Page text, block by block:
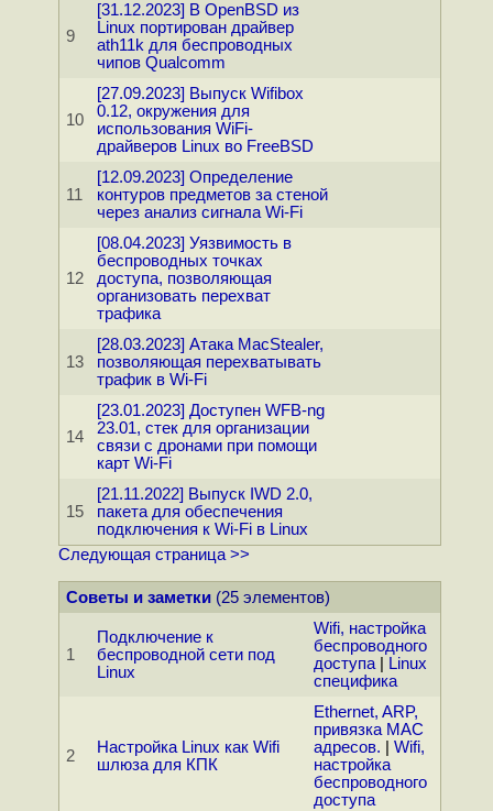
9
[31.12.2023] В OpenBSD из
Linux портирован драйвер
ath11k для беспроводных
чипов Qualcomm
10
[27.09.2023] Выпуск Wifibox
0.12, окружения для
использования WiFi-
драйверов Linux во FreeBSD
11
[12.09.2023] Определение
контуров предметов за стеной
через анализ сигнала Wi-Fi
12
[08.04.2023] Уязвимость в
беспроводных точках
доступа, позволяющая
организовать перехват
трафика
13
[28.03.2023] Атака MacStealer,
позволяющая перехватывать
трафик в Wi-Fi
14
[23.01.2023] Доступен WFB-ng
23.01, стек для организации
связи с дронами при помощи
карт Wi-Fi
15
[21.11.2022] Выпуск IWD 2.0,
пакета для обеспечения
подключения к Wi-Fi в Linux
Следующая страница >>
Советы и заметки(25 элементов)
1
Подключение к
беспроводной сети под
Linux
Wifi, настройка
беспроводного
доступа|
Linux
специфика
2
Настройка Linux как Wifi
шлюза для КПК
Ethernet, ARP,
привязка MAC
адресов.
Wifi,
настройка
беспроводного
доступа